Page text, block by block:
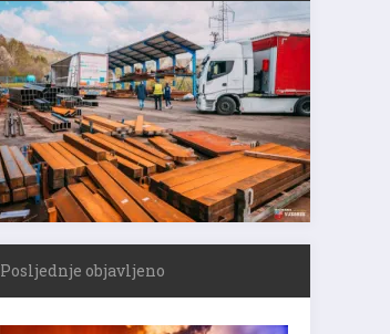
Posljednje objavljeno